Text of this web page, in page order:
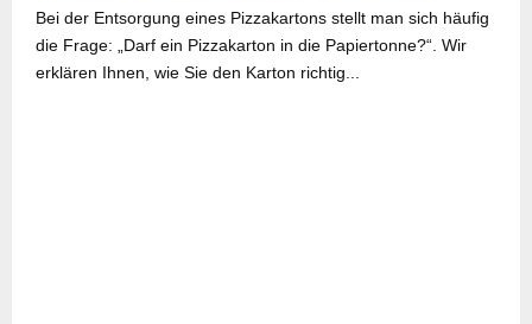
Bei der Entsorgung eines Pizzakartons stellt man sich häufig
die Frage: „Darf ein Pizzakarton in die Papiertonne?“. Wir
erklären Ihnen, wie Sie den Karton richtig...